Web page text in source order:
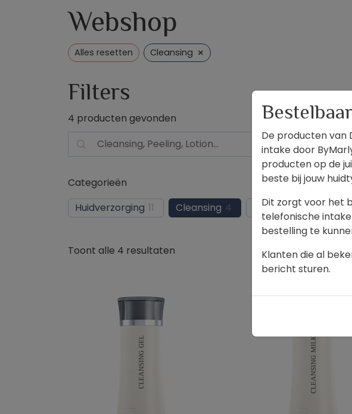
Webshop
Alles resetten Cleansing ×
Filters
4 producten gevonden
Zoek
Categorieën
Huidverzorging 11 Cleansing 4 Peeling 3 Lotion
Toont alle 4 resultaten
De producten van
intake door
producten op de
beste bij jouw
Dit zorgt voor het
telefonische
bestelling te
Klanten die al
bericht sturen.